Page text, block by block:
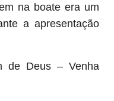
na boate era um
a apresentação
de Deus – Venha